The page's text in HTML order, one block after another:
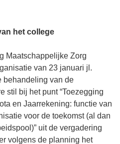
het college
Maatschappelijke Zorg
van 23 januari jl.
behandeling van de
stil bij het punt “Toezegging
en Jaarrekening: functie van
voor de toekomst (al dan
uit de vergadering
volgens de planning het